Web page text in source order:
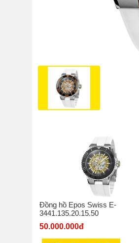
Đồng hồ Epos Swiss E-
3441.135.20.15.50
50.000.000đ